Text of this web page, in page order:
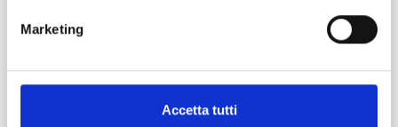
Marketing
Accetta tutti